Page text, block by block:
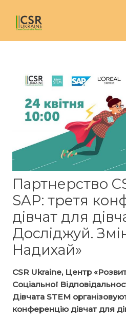
content
Партнерство
SAP: третя
дівчат для
Досліджуй.
Надихай»
CSR Ukraine, Центр
Соціальної
Дівчата STEM
конференцію дівчат для